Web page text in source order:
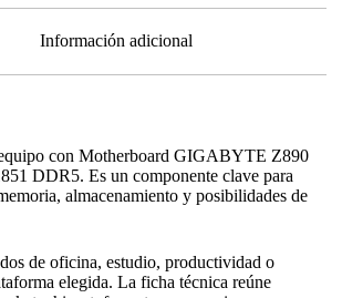
Información adicional
con Motherboard GIGABYTE Z890
DDR5. Es un componente clave para
almacenamiento y posibilidades de
de oficina, estudio, productividad o
elegida. La ficha técnica reúne